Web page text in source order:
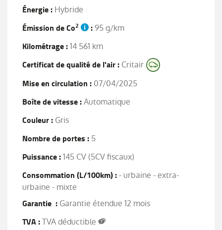
Énergie : Hybride
Émission de Co2 :95 g/km
Kilométrage :14 561 km
Certificat de qualité de l'air : Critair
Mise en circulation : 07/04/2025
Boîte de vitesse :Automatique
Couleur : Gris
Nombre de portes : 5
Puissance :145 CV (5CV fiscaux)
Consommation (L/100km) :- urbaine - extra-
urbaine - mixte
Garantie : Garantie étendue 12 mois
TVA :TVA déductible